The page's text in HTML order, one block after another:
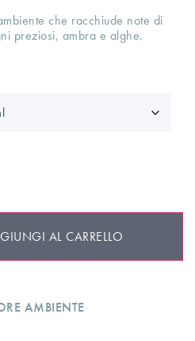
che racchiude note di
preziosi, ambra e alghe.
AL CARRELLO
AMBIENTE